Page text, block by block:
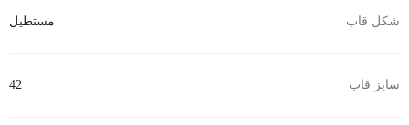
شکل قاب مستطیل
سایز قاب 42